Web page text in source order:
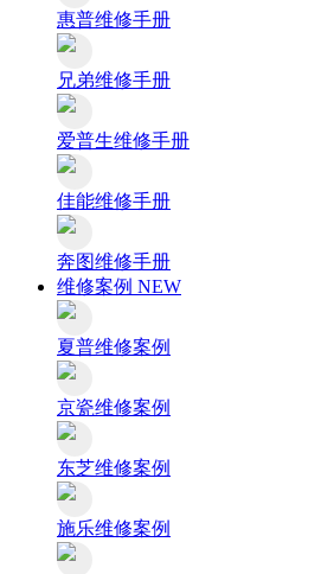
惠普维修手册
兄弟维修手册
爱普生维修手册
佳能维修手册
奔图维修手册
维修案例 NEW
夏普维修案例
京瓷维修案例
东芝维修案例
施乐维修案例